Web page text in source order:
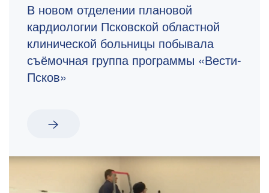
В новом отделении плановой
кардиологии Псковской областной
клинической больницы побывала
съёмочная группа программы «Вести-
Псков»